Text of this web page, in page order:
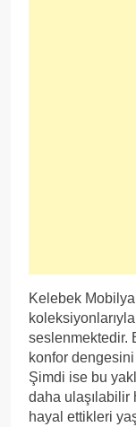
Kelebek
seslenmektedir.
konfor
Şimdi ise bu
daha ulaşılabilir
hayal ettikleri